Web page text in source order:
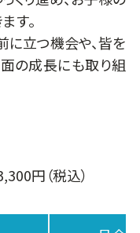
す。
に立つ機会や、皆を
の成長にも取り組
円（税込）